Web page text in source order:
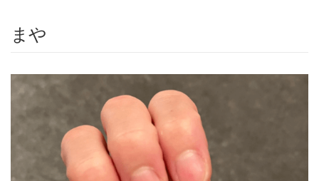
ハンドモデルを探す
お問い合わせ
まや